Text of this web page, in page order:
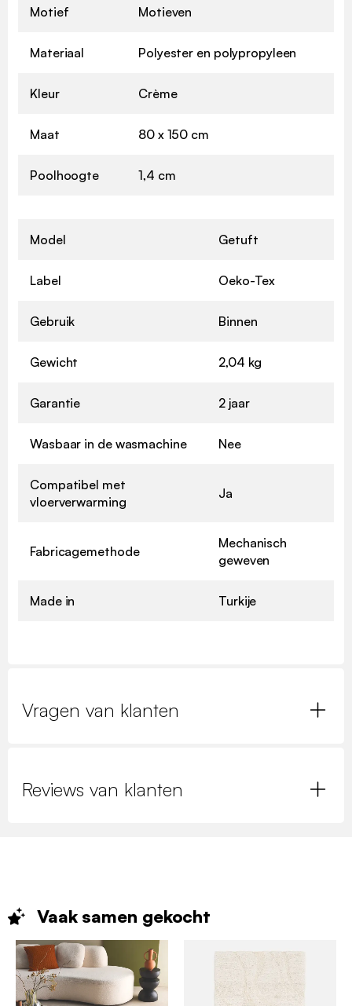
Motief Motieven
Materiaal Polyester en polypropyleen
Kleur Crème
Maat 80 x 150 cm
Poolhoogte 1,4 cm
Model Getuft
Label Oeko-Tex
Gebruik Binnen
Gewicht 2,04 kg
Garantie 2 jaar
Wasbaar in de wasmachine Nee
Compatibel met
vloerverwarming
Ja
Fabricagemethode
Mechanisch
geweven
Made in Turkije
Vragen van klanten
Reviews van klanten
Vaak samen gekocht